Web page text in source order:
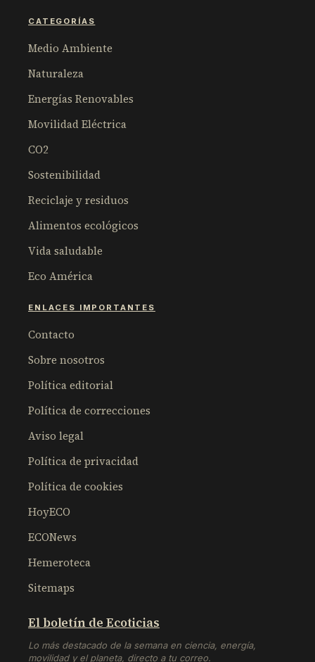
CATEGORÍAS
Medio Ambiente
Naturaleza
Energías Renovables
Movilidad Eléctrica
CO2
Sostenibilidad
Reciclaje y residuos
Alimentos ecológicos
Vida saludable
Eco América
ENLACES IMPORTANTES
Contacto
Sobre nosotros
Política editorial
Política de correcciones
Aviso legal
Política de privacidad
Política de cookies
HoyECO
ECONews
Hemeroteca
Sitemaps
El boletín de Ecoticias
Lo más destacado de la semana en ciencia, energía,
movilidad y el planeta, directo a tu correo.